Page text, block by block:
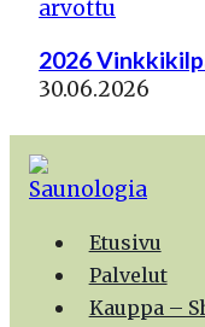
2026
30.06.2026
Etusivu
Palvelut
Kauppa –